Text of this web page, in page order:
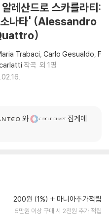
산드로 스카를라티:
소나타' (Alessandro
Trabaci Carlo Gesualdo F
작곡 외 1명
와
집계에
200원 (1%) 마니아추가적립
5만원 이상 구매 시 2천원 추가 적립